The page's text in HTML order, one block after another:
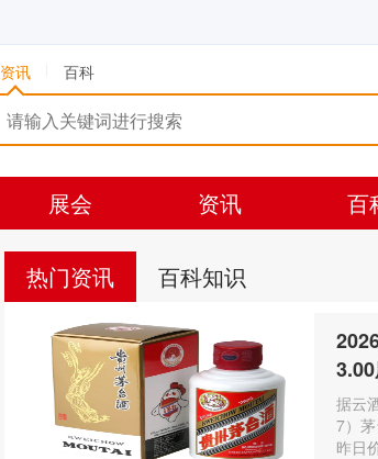
资讯 百科
展会 资讯 百
热门资讯 百科知识
据云
7）
昨日